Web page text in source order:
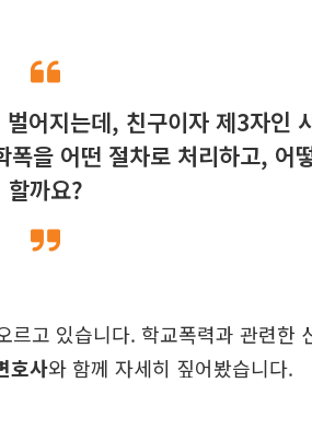
어지는데, 친구이자 제3자인
을 어떤 절차로 처리하고, 어
할까요?
고 있습니다. 학교폭력과 관련한
호사와 함께 자세히 짚어봤습니다.